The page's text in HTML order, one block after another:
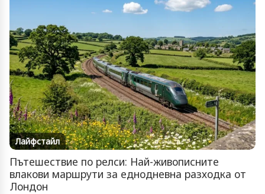
Лайфстайл
Пътешествие по релси: Най-живописните
влакови маршрути за еднодневна разходка от
Лондон